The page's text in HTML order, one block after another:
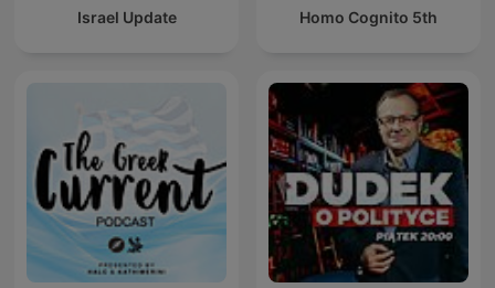
Israel Update Homo Cognito 5th